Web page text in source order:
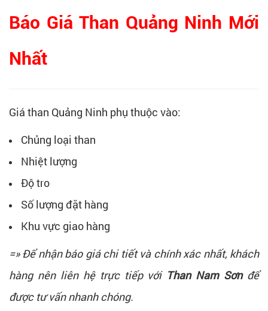
Báo Giá Than Quảng Ninh Mới
Nhất
Giá than Quảng Ninh phụ thuộc vào:
Chủng loại than
Nhiệt lượng
Độ tro
Số lượng đặt hàng
Khu vực giao hàng
=» Để nhận báo giá chi tiết và chính xác nhất, khách
hàng nên liên hệ trực tiếp với Than Nam Sơn để
được tư vấn nhanh chóng.